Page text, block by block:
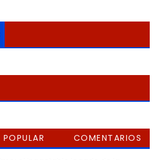
POPULAR COMENTARIOS